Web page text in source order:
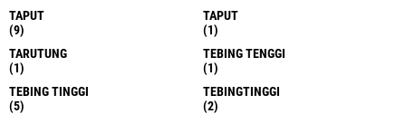
TAPUT
(9)
TAPUT
(1)
TARUTUNG
(1)
TEBING TENGGI
(1)
TEBING TINGGI
(5)
TEBINGTINGGI
(2)